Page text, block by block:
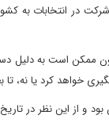
پاکستان در ماه مارس امسال
ممکن است به دلیل
خواهد کرد یا
رئیس جمهوری پاکستان بود